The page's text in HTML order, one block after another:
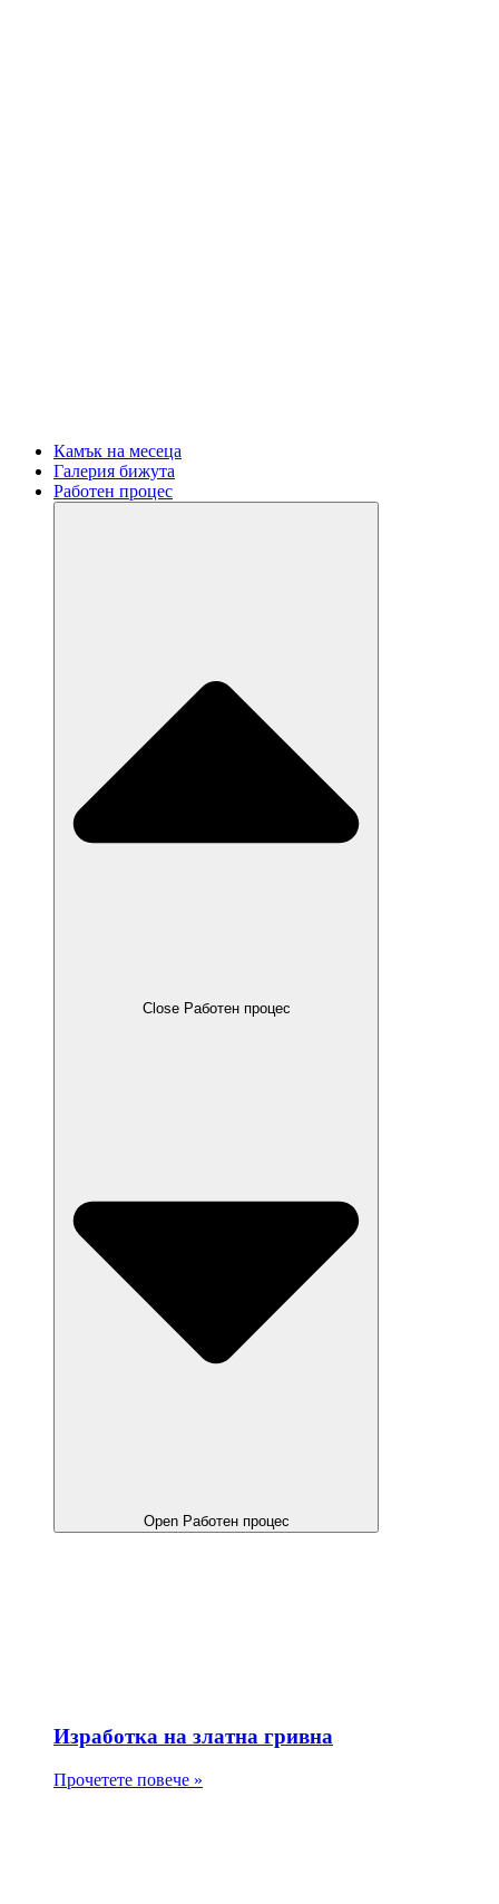
Камък на месеца
Галерия бижута
Работен процес
Close Работен процес
Open Работен процес
Изработка на златна гривна
Прочетете повече »